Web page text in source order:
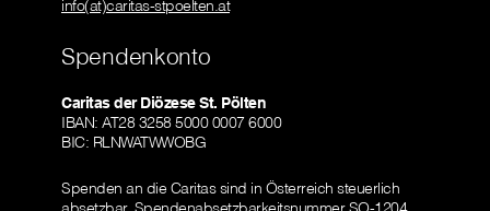
info(at)caritas-stpoelten.at
Spendenkonto
Caritas der Diözese St. Pölten
IBAN: AT28 3258 5000 0007 6000
BIC: RLNWATWWOBG
Spenden an die Caritas sind in Österreich steuerlich